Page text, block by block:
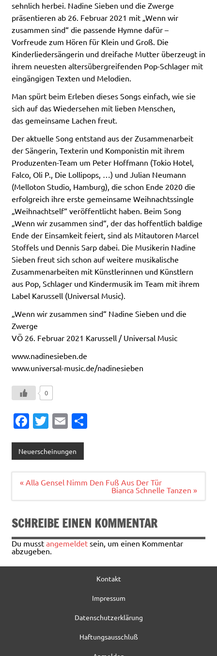
sehnlich herbei. Nadine Sieben und die Zwerge
präsentieren ab 26. Februar 2021 mit „Wenn wir
zusammen sind“ die passende Hymne dafür –
Vorfreude zum Hören für Klein und Groß. Die
Kinderliedersängerin und dreifache Mutter überzeugt in
ihrem neuesten altersübergreifenden Pop-Schlager mit
eingängigen Texten und Melodien.
Man spürt beim Erleben dieses Songs einfach, wie sie
sich auf das Wiedersehen mit lieben Menschen,
das gemeinsame Lachen freut.
Der aktuelle Song entstand aus der Zusammenarbeit
der Sängerin, Texterin und Komponistin mit ihrem
Produzenten-Team um Peter Hoffmann (Tokio Hotel,
Falco, Oli P., Die Lollipops, …) und Julian Neumann
(Melloton Studio, Hamburg), die schon Ende 2020 die
erfolgreich ihre erste gemeinsame Weihnachtssingle
„Weihnachtself“ veröffentlicht haben. Beim Song
„Wenn wir zusammen sind“, der das hoffentlich baldige
Ende der Einsamkeit feiert, sind als Mitautoren Marcel
Stoffels und Dennis Sarp dabei. Die Musikerin Nadine
Sieben freut sich schon auf weitere musikalische
Zusammenarbeiten mit Künstlerinnen und Künstlern
aus Pop, Schlager und Kindermusik im Team mit ihrem
Label Karussell (Universal Music).
„Wenn wir zusammen sind“ Nadine Sieben und die
Zwerge
VÖ 26. Februar 2021 Karussell / Universal Music
www.nadinesieben.de
www.universal-music.de/nadinesieben
0
Fa
e
b
o
o
k
T
it
te
r
E
ai
l
n
Neuerscheinungen
Beitragsnavigation
« Alla Gensel Nimm Den Fuß Aus Der Tür
Bianca Schnelle Tanzen »
SCHREIBE EINEN KOMMENTAR
Du musst angemeldet sein, um einen Kommentar
abzugeben.
Kontakt
Impressum
Datenschutzerklärung
Haftungsausschluß